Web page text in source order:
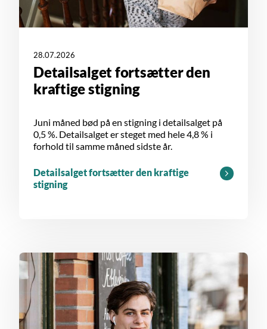
28.07.2026
Detailsalget fortsætter den
kraftige stigning
Juni måned bød på en stigning i detailsalget på
0,5 %. Detailsalget er steget med hele 4,8 % i
forhold til samme måned sidste år.
Detailsalget fortsætter den kraftige
stigning